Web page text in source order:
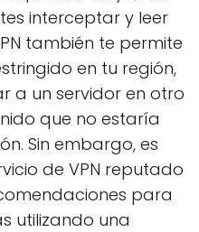
interceptar y leer
también te permite
en tu región,
a un servidor en otro
que no estaría
Sin embargo, es
de VPN reputado
para
utilizando una